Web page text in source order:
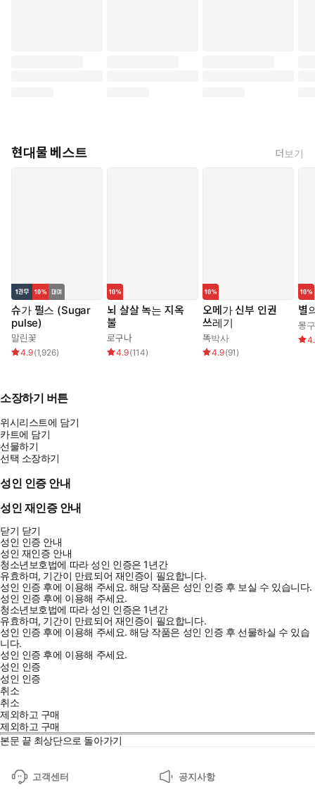
현대물 베스트 더보기
슈가 펄스 (Sugar
pulse)
말린꽃
4.9(1,926)
뇌 살살 녹는 지옥
불
로구나
4.9(114)
오메가 신부 인권
쓰레기
똑박사
4.9(91 )
별
몽
소장하기 버튼
위시리스트에 담기
카트에 담기
선물하기
선택 소장하기
성인 인증 안내
성인 재인증 안내
닫기 닫기
성인 인증 안내
성인 재인증 안내
청소년보호법에 따라 성인 인증은 1년간
유효하며, 기간이 만료되어 재인증이 필요합니다.
성인 인증 후에 이용해 주세요.해당 작품은 성인 인증 후 보실 수 있습니다.
성인 인증 후에 이용해 주세요.
청소년보호법에 따라 성인 인증은 1년간
유효하며, 기간이 만료되어 재인증이 필요합니다.
성인 인증 후에 이용해 주세요.해당 작품은 성인 인증 후 선물하실 수 있습
니다.
성인 인증 후에 이용해 주세요.
성인 인증
성인 인증
취소
취소
제외하고 구매
제외하고 구매
본문 끝 최상단으로 돌아가기
고객센터 공지사항